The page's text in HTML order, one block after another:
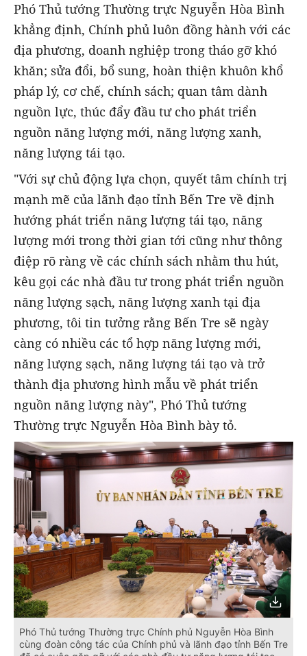
Phó Thủ tướng Thường trực Nguyễn Hòa Bình
khẳng định, Chính phủ luôn đồng hành với các
địa phương, doanh nghiệp trong tháo gỡ khó
khăn; sửa đổi, bổ sung, hoàn thiện khuôn khổ
pháp lý, cơ chế, chính sách; quan tâm dành
nguồn lực, thúc đẩy đầu tư cho phát triển
nguồn năng lượng mới, năng lượng xanh,
năng lượng tái tạo.
"Với sự chủ động lựa chọn, quyết tâm chính trị
mạnh mẽ của lãnh đạo tỉnh Bến Tre về định
hướng phát triển năng lượng tái tạo, năng
lượng mới trong thời gian tới cũng như thông
điệp rõ ràng về các chính sách nhằm thu hút,
kêu gọi các nhà đầu tư trong phát triển nguồn
năng lượng sạch, năng lượng xanh tại địa
phương, tôi tin tưởng rằng Bến Tre sẽ ngày
càng có nhiều các tổ hợp năng lượng mới,
năng lượng sạch, năng lượng tái tạo và trở
thành địa phương hình mẫu về phát triển
nguồn năng lượng này", Phó Thủ tướng
Thường trực Nguyễn Hòa Bình bày tỏ.
Phó Thủ tướng Thường trực Chính phủ Nguyễn Hòa Bình
cùng đoàn công tác của Chính phủ và lãnh đạo tỉnh Bến Tre